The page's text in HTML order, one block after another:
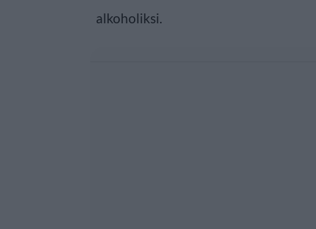
alkoholiksi.